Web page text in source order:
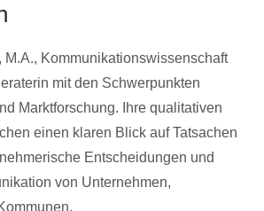
, M.A., Kommunikationswissenschaft
mit den Schwerpunkten
Marktforschung. Ihre qualitativen
einen klaren Blick auf Tatsachen
Entscheidungen und
von Unternehmen,